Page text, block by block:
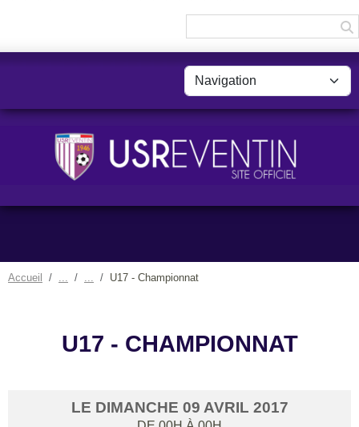
Accueil U17 - Championnat
U17 - CHAMPIONNAT
LE DIMANCHE 09 AVRIL 2017